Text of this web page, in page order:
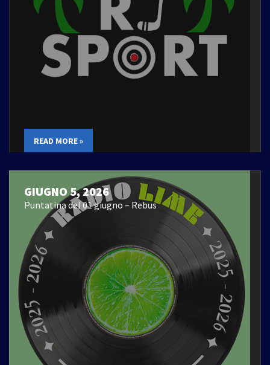
READ MORE »
GIUGNO 5, 2026
Puntatina del 01 giugno – Rebus